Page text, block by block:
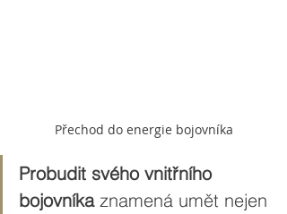
Přechod do energie bojovníka
Probudit svého vnitřního
bojovníka znamená umět nejen